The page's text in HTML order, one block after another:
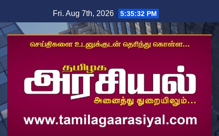
to
content
Fri. Aug 7th, 2026 5:35:33 PM